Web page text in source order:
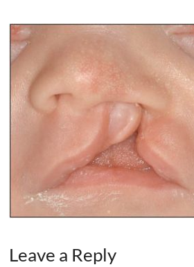
Leave a Reply